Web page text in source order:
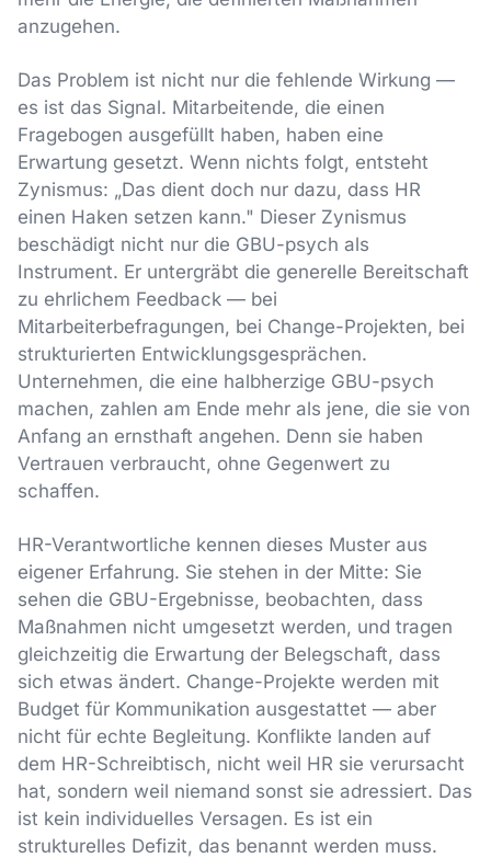
anzugehen.
Das Problem ist nicht nur die fehlende Wirkung —
es ist das Signal. Mitarbeitende, die einen
Fragebogen ausgefüllt haben, haben eine
Erwartung gesetzt. Wenn nichts folgt, entsteht
Zynismus: „Das dient doch nur dazu, dass HR
einen Haken setzen kann." Dieser Zynismus
beschädigt nicht nur die GBU-psych als
Instrument. Er untergräbt die generelle Bereitschaft
zu ehrlichem Feedback — bei
Mitarbeiterbefragungen, bei Change-Projekten, bei
strukturierten Entwicklungsgesprächen.
Unternehmen, die eine halbherzige GBU-psych
machen, zahlen am Ende mehr als jene, die sie von
Anfang an ernsthaft angehen. Denn sie haben
Vertrauen verbraucht, ohne Gegenwert zu
schaffen.
HR-Verantwortliche kennen dieses Muster aus
eigener Erfahrung. Sie stehen in der Mitte: Sie
sehen die GBU-Ergebnisse, beobachten, dass
Maßnahmen nicht umgesetzt werden, und tragen
gleichzeitig die Erwartung der Belegschaft, dass
sich etwas ändert. Change-Projekte werden mit
Budget für Kommunikation ausgestattet — aber
nicht für echte Begleitung. Konflikte landen auf
dem HR-Schreibtisch, nicht weil HR sie verursacht
hat, sondern weil niemand sonst sie adressiert. Das
ist kein individuelles Versagen. Es ist ein
strukturelles Defizit, das benannt werden muss.